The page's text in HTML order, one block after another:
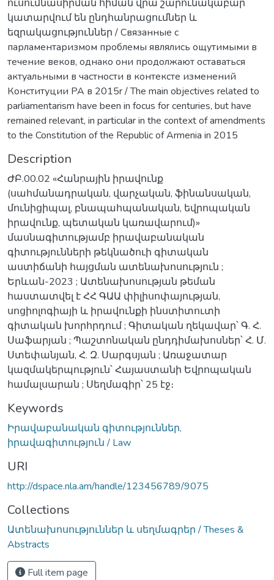
ուսումնասիրման հիման վրա շարունակաբար
կատարվում են ընդհանրացումներ և
եզրակացություններ / Связанные с
парламентаризмом проблемы являлись ощутимыми в
течение веков, однако они продолжают оставаться
актуальными в частности в контексте изменений
Конституции РА в 2015r / The main objectives related to
parliamentarism have been in focus for centuries, but have
remained relevant, in particular in the context of amendments
to the Constitution of the Republic of Armenia in 2015
Description
ԺԲ.00.02 «Հանրային իրավունք
(սահմանադրական, վարչական, ֆինանսական,
մունիցիպալ, բնապահպանական, եվրոպական
իրավունք, պետական կառավարում)»
մասնագիտությամբ իրավաբանական
գիտությունների թեկնածուի գիտական
աստիճանի հայցման ատենախոսություն ;
Երևան-2023 ; Ատենախոսության թեման
հաստատվել է ՀՀ ԳԱԱ փիլիսոփայության,
սոցիոլոգիայի և իրավունքի ինստիտուտի
գիտական խորհրդում ; Գիտական ղեկավար՝ Գ. Հ.
Սաֆարյան ; Պաշտոնական ընդդիմախոսներ՝ Հ. Մ.
Ստեփանյան, Հ. Զ. Սարգսյան ; Առաջատար
կազմակերպություն՝ Հայաստանի Եվրոպական
համալսարան ; Սեղմագիր՝ 25 էջ։
Keywords
Իրավաբանական գիտություններ,
իրավագիտություն / Law
URI
http://dspace.nla.am/handle/123456789/9075
Collections
Ատենախոսություններ և սեղմագրեր / Theses &
Abstracts
Full item page